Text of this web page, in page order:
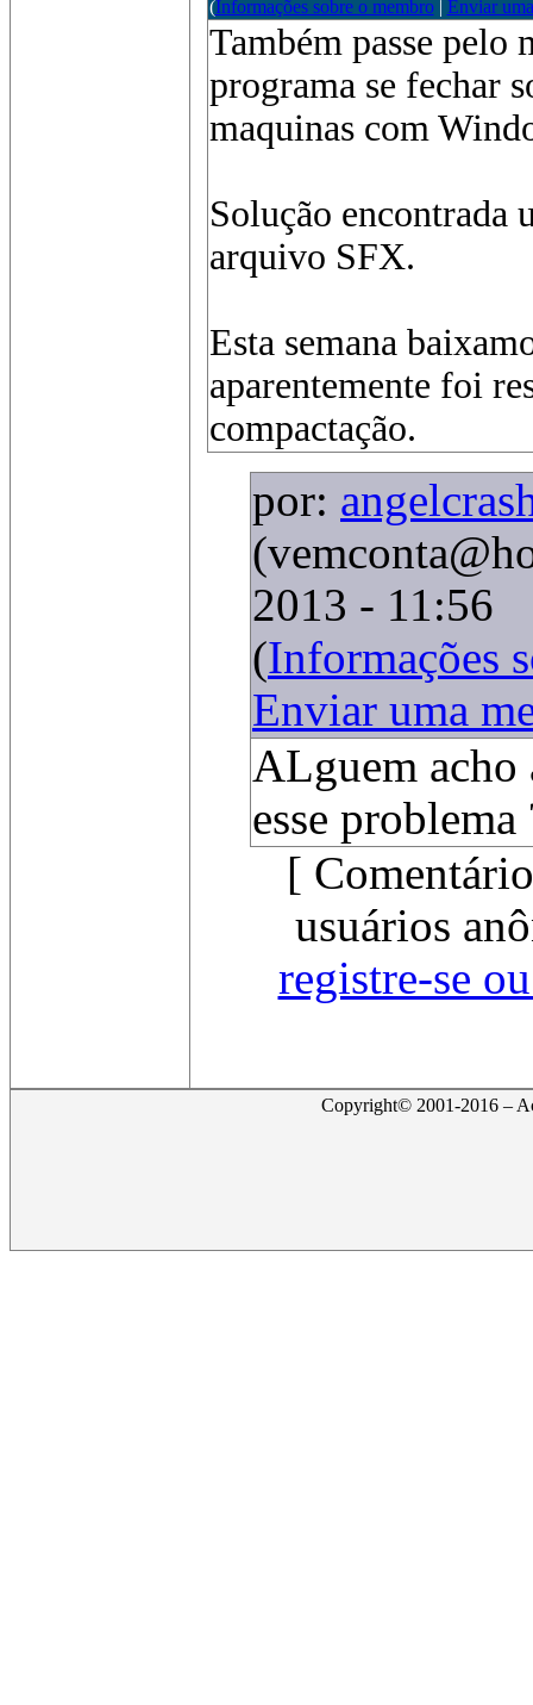
(Informações sobre o membro| Enviar
Também passe pelo
programa se fechar
maquinas com
Solução encontrada
arquivo SFX.
Esta semana
aparentemente foi
compactação.
por:
2013 - 11:56
(Informações
Enviar uma
ALguem acho
esse problema
[
usuários
registre-se
Copyright© 2001-2016 –